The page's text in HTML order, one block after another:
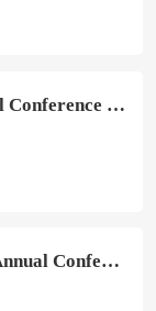
美国水展(Annual Conference and Exposition)2027门票哪里买
2027美国水展 (Annual Conference and Exposition)观众预登记火热进行中